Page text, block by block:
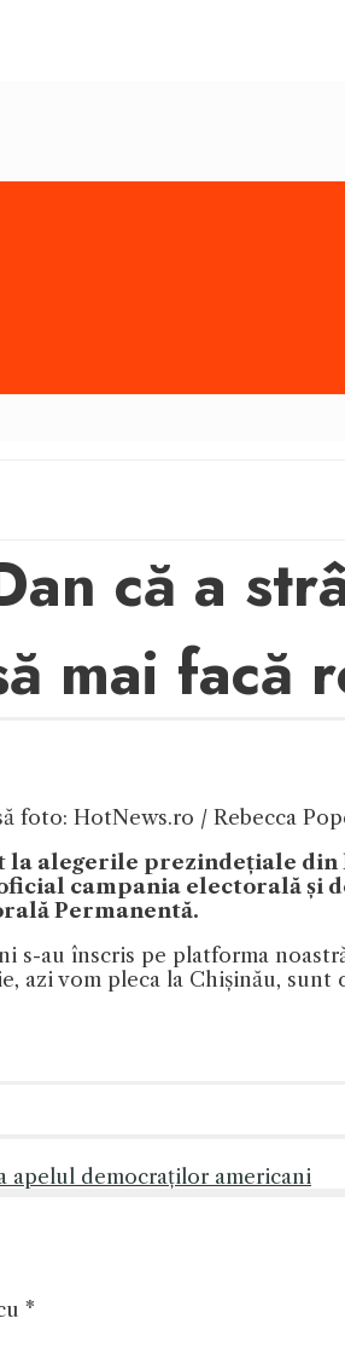
că a
mai facă
foto: HotNews.ro / Rebecca
alegerile prezindețiale din
campania electorală și
Permanentă.
s-au înscris pe platforma
azi vom pleca la Chișinău,
democraților americani
*